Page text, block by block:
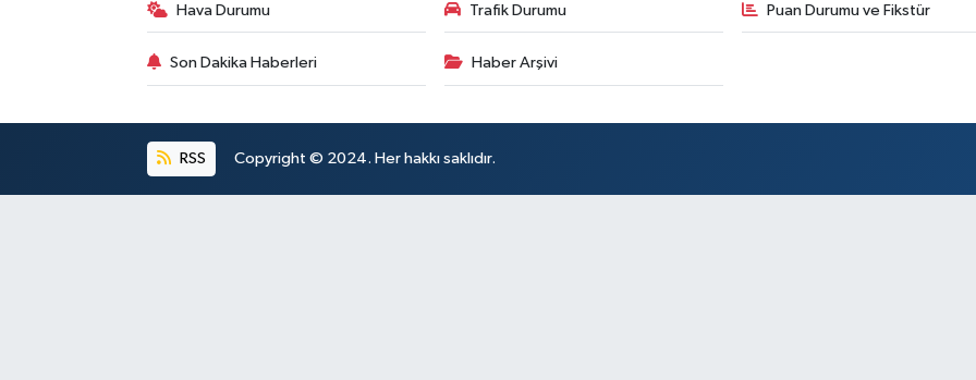
Hava Durumu Trafik Durumu Puan Durumu ve Fikstür
Son Dakika Haberleri Haber Arşivi
RSS Copyright © 2024. Her hakkı saklıdır.